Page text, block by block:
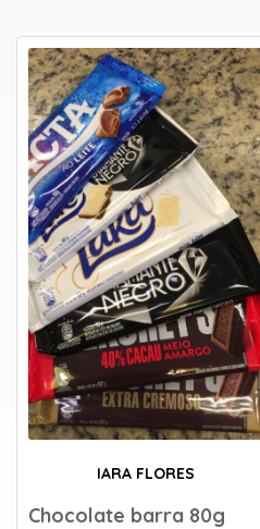
IARA FLORES
Chocolate barra 80g